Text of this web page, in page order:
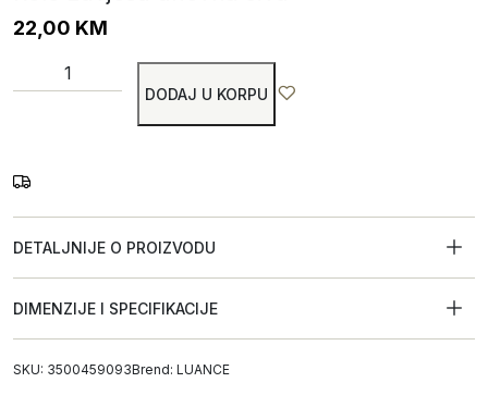
22,00 KM
DODAJ U KORPU
DETALJNIJE O PROIZVODU
DIMENZIJE I SPECIFIKACIJE
SKU: 3500459093Brend: LUANCE